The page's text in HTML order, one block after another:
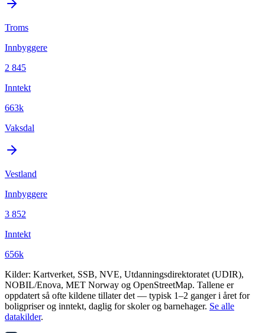
Troms
Innbyggere
2 845
Inntekt
663k
Vaksdal
Vestland
Innbyggere
3 852
Inntekt
656k
Kilder: Kartverket, SSB, NVE, Utdanningsdirektoratet (UDIR),
NOBIL/Enova, MET Norway og OpenStreetMap. Tallene er
oppdatert så ofte kildene tillater det — typisk 1–2 ganger i året for
boligpriser og inntekt, daglig for skoler og barnehager. Se alle
datakilder.